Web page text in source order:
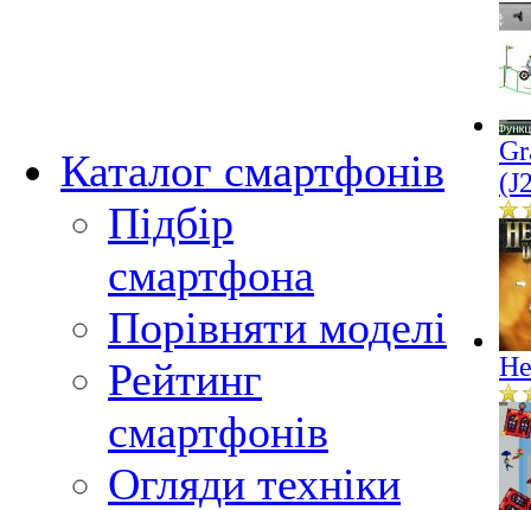
Каталог смартфонів
Підбір
смартфона
Порівняти моделі
Рейтинг
смартфонів
Огляди техніки